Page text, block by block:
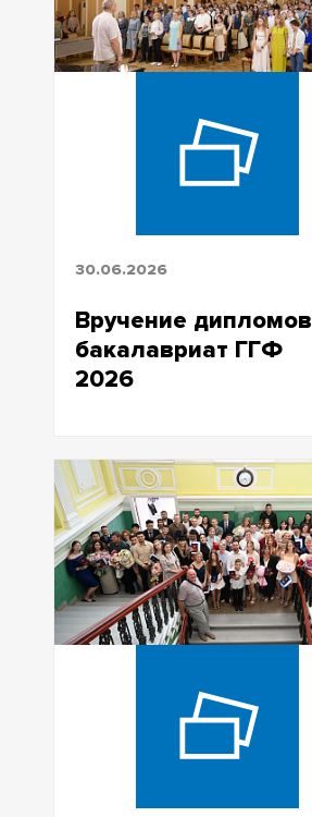
30.06.2026
Вручение дипломов
бакалавриат ГГФ
2026